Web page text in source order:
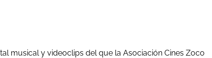
musical y videoclips del que la Asociación Cines Zoco